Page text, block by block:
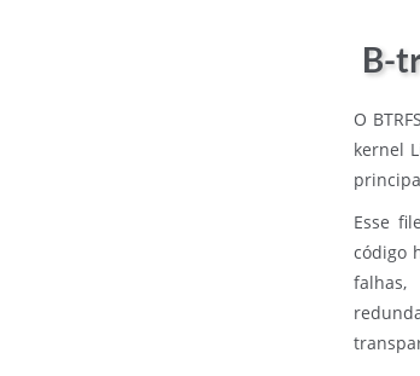
B-
O
kernel
Esse
código
falhas,